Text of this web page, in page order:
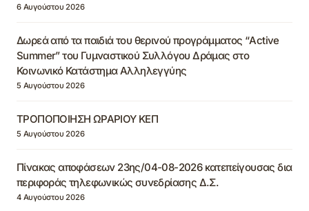
6 Αυγούστου 2026
Δωρεά από τα παιδιά του θερινού προγράμματος “Active
Summer” του Γυμναστικού Συλλόγου Δράμας στο
Κοινωνικό Κατάστημα Αλληλεγγύης
5 Αυγούστου 2026
ΤΡΟΠΟΠΟΙΗΣΗ ΩΡΑΡΙΟΥ ΚΕΠ
5 Αυγούστου 2026
Πίνακας αποφάσεων 23ης/04-08-2026 κατεπείγουσας δια
περιφοράς τηλεφωνικώς συνεδρίασης Δ.Σ.
4 Αυγούστου 2026